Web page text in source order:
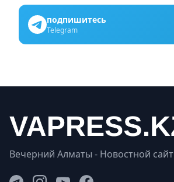
подпишитесь
Telegram
Вечерний Алматы - Новостной сайт